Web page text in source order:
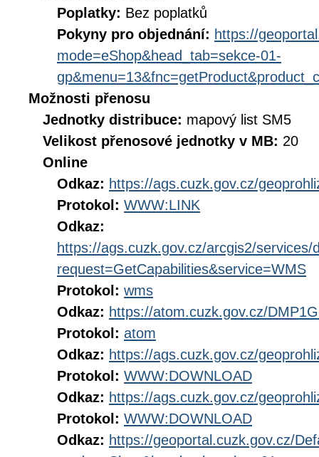
Poplatky: Bez poplatků
Pokyny pro objednání: https://
mode=eShop&head_tab=sekce-01-
Možnosti přenosu
Jednotky distribuce: mapový list SM5
Velikost přenosové jednotky v MB: 20
Online
Odkaz: https://ags.cuzk.gov.cz/
Protokol: WWW:LINK
Odkaz:
https://ags.cuzk.gov.cz/arcgis2/
request=GetCapabilities&service=WMS
Protokol: wms
Odkaz: https://atom.cuzk.gov.cz/
Protokol: atom
Odkaz: https://ags.cuzk.gov.cz/
Protokol: WWW:DOWNLOAD
Odkaz: https://ags.cuzk.gov.cz/
Protokol: WWW:DOWNLOAD
Odkaz: https://geoportal.cuzk.gov.cz/